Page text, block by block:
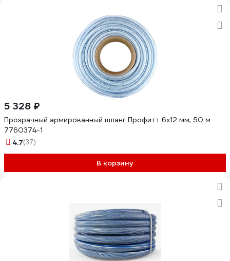
5 328 ₽
Прозрачный армированный шланг Профитт 6х12 мм, 50 м
7760374-1
4.7(37)
В корзину